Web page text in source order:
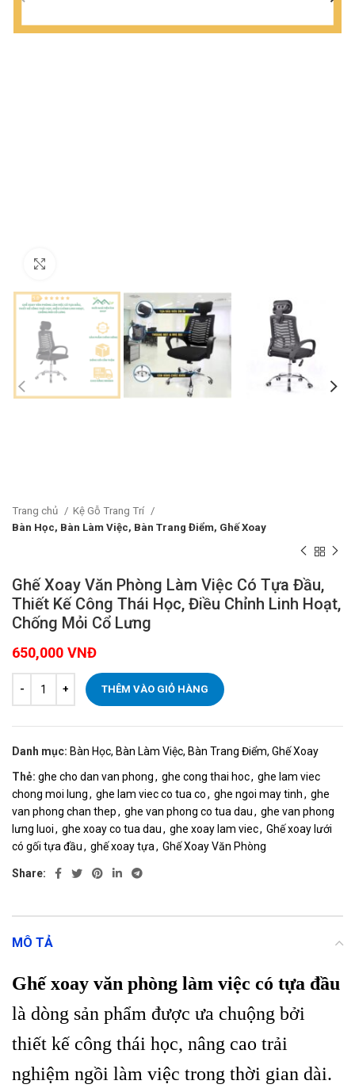
Trang chủ
Kệ Gỗ Trang Trí
Bàn Học, Bàn Làm Việc, Bàn Trang Điểm, Ghế Xoay
Ghế Xoay Văn Phòng Làm Việc Có Tựa Đầu,
Thiết Kế Công Thái Học, Điều Chỉnh Linh Hoạt,
Chống Mỏi Cổ Lưng
650,000 VNĐ
THÊM VÀO GIỎ HÀNG
Danh mục: Bàn Học, Bàn Làm Việc, Bàn Trang Điểm, Ghế Xoay
Thẻ: ghe cho dan van phong, ghe cong thai hoc, ghe lam viec
chong moi lung, ghe lam viec co tua co, ghe ngoi may tinh, ghe
van phong chan thep, ghe van phong co tua dau, ghe van phong
lưng luoi, ghe xoay co tua dau, ghe xoay lam viec, Ghế xoay lưới
có gối tựa đầu, ghế xoay tựa, Ghế Xoay Văn Phòng
Share:
MÔ TẢ
Ghế xoay văn phòng làm việc có tựa đầu
là dòng sản phẩm được ưa chuộng bởi
thiết kế công thái học, nâng cao trải
nghiệm ngồi làm việc trong thời gian dài.